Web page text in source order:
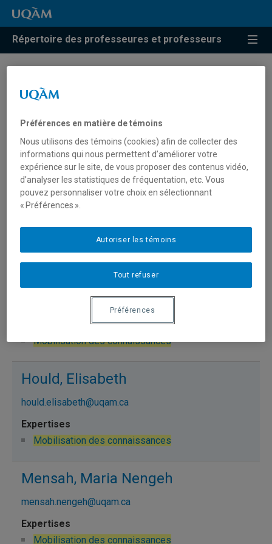
Répertoire des professeures et professeurs
Résultats de recherche pour
« Mobilisation des
connaissances »
Beaudoin, Cindy
beaudoin.cindy.2@uqam.ca
Mobilisation des connaissances
Goulet, Nathalie
goulet.nathalie@uqam.ca
Mobilisation des connaissances
Hould, Elisabeth
hould.elisabeth@uqam.ca
Mobilisation des connaissances
Mensah, Maria Nengeh
mensah.nengeh@uqam.ca
Mobilisation des connaissances
Préférences en matière de témoins
Nous utilisons des témoins (cookies) afin de collecter des
informations qui nous permettent d’améliorer votre
expérience sur le site, de vous proposer des contenus vidéo,
d’analyser les statistiques de fréquentation, etc. Vous
pouvez personnaliser votre choix en sélectionnant
« Préférences ».
Tout refuser
Autoriser les témoins
Préférences